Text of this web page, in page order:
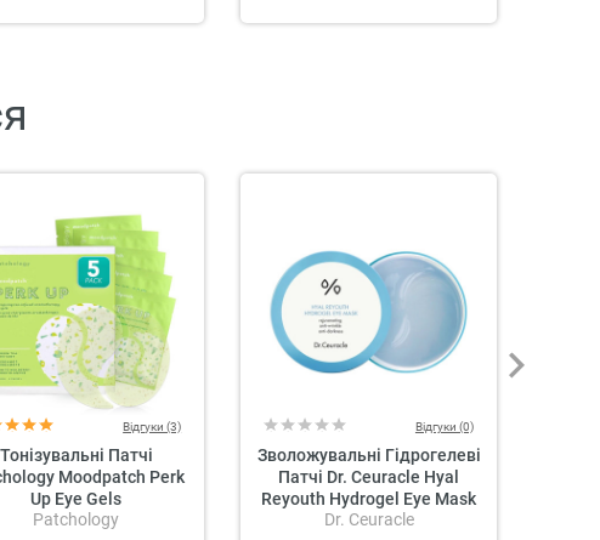
Відгуки (3)
Тонізувальні Патчі
Moodpatch Perk
Up Eye Gels
Patchology
Відгуки (0)
Зволожувальні Гідрогелеві
Патчі Dr. Ceuracle Hyal
Reyouth Hydrogel Eye Mask
Dr. Ceuracle